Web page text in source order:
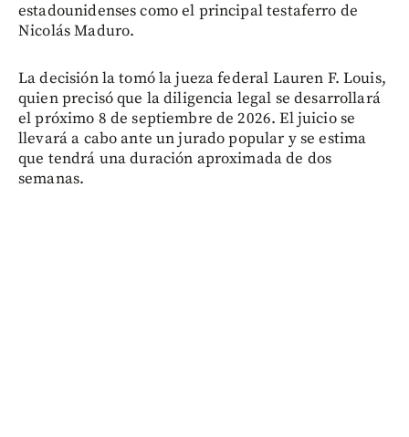
estadounidenses como el principal testaferro de
Nicolás Maduro.
La decisión la tomó la jueza federal Lauren F. Louis,
quien precisó que la diligencia legal se desarrollará
el próximo 8 de septiembre de 2026. El juicio se
llevará a cabo ante un jurado popular y se estima
que tendrá una duración aproximada de dos
semanas.